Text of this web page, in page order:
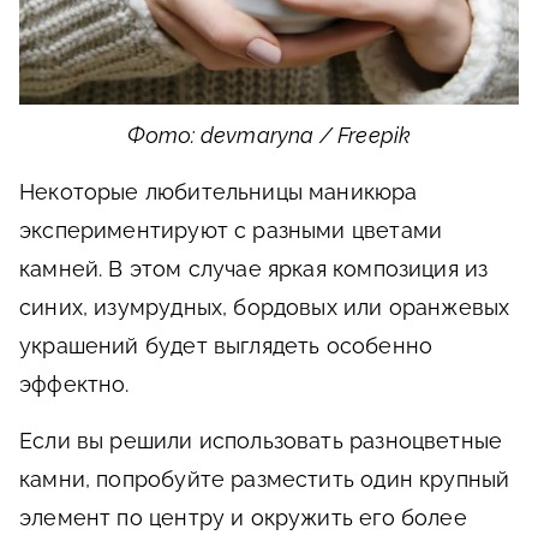
Фото: devmaryna / Freepik
Некоторые любительницы маникюра
экспериментируют с разными цветами
камней. В этом случае яркая композиция из
синих, изумрудных, бордовых или оранжевых
украшений будет выглядеть особенно
эффектно.
Если вы решили использовать разноцветные
камни, попробуйте разместить один крупный
элемент по центру и окружить его более